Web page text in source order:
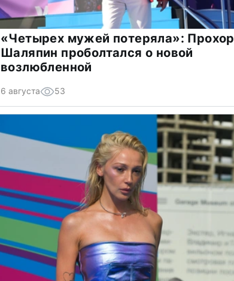
«Четырех мужей потеряла»: Прохор
Шаляпин проболтался о новой
возлюбленной
6 августа 53